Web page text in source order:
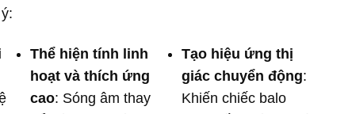
Thể hiện tính linh
hoạt và thích ứng
cao: Sóng âm thay
Tạo hiệu ứng thị
giác chuyển động:
Khiến chiếc balo